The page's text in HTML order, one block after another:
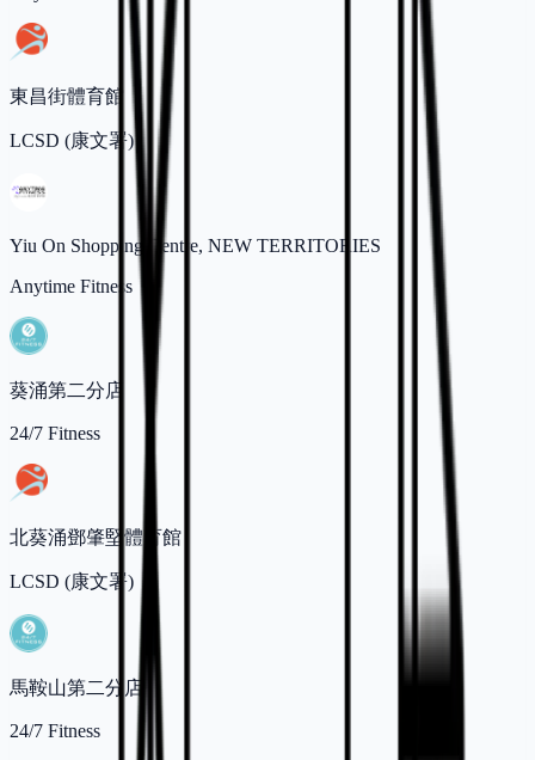
東昌街體育館
LCSD (康文署)
Yiu On Shopping Centre, NEW TERRITORIES
Anytime Fitness
葵涌第二分店
24/7 Fitness
北葵涌鄧肇堅體育館
LCSD (康文署)
馬鞍山第二分店
24/7 Fitness